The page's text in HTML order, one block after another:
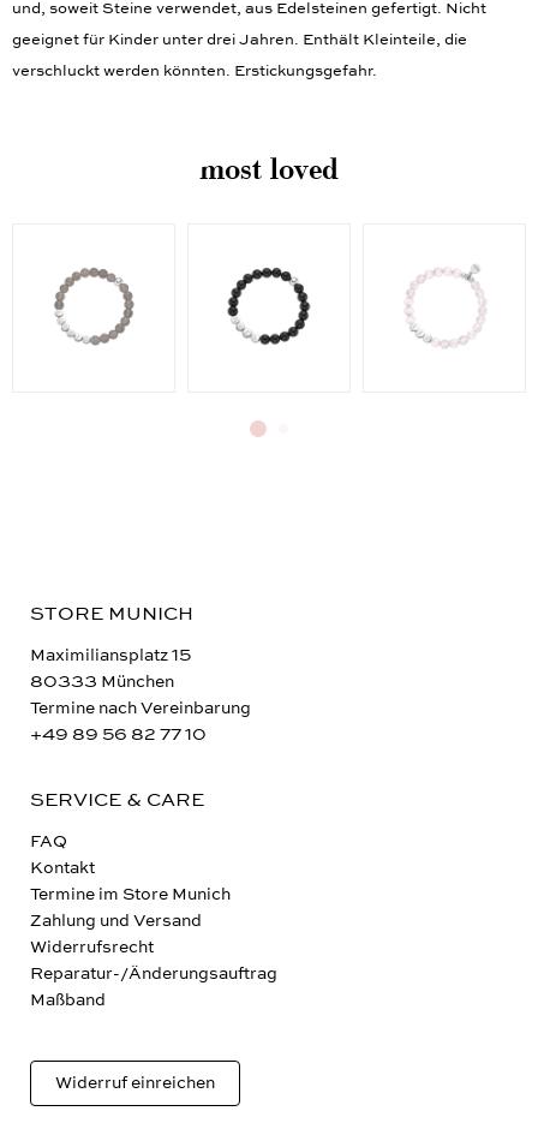
und, soweit Steine verwendet, aus Edelsteinen gefertigt. Nicht
geeignet für Kinder unter drei Jahren. Enthält Kleinteile, die
verschluckt werden könnten. Erstickungsgefahr.
most loved
STORE MUNICH
Maximiliansplatz 15
80333 München
Termine nach Vereinbarung
+49 89 56 82 77 10
SERVICE & CARE
FAQ
Kontakt
Termine im Store Munich
Zahlung und Versand
Widerrufsrecht
Reparatur-/Änderungsauftrag
Maßband
Widerruf einreichen